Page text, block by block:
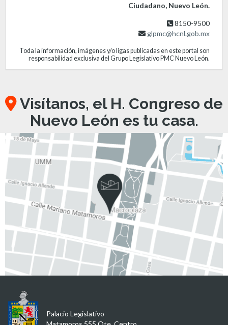
Ciudadano, Nuevo León.
8150-9500
glpmc@hcnl.gob.mx
Toda la información, imágenes y/o ligas publicadas en este portal son
responsabilidad exclusiva del Grupo Legislativo PMC Nuevo León.
Visítanos, el H. Congreso de
Nuevo León es tu casa.
Palacio Legislativo